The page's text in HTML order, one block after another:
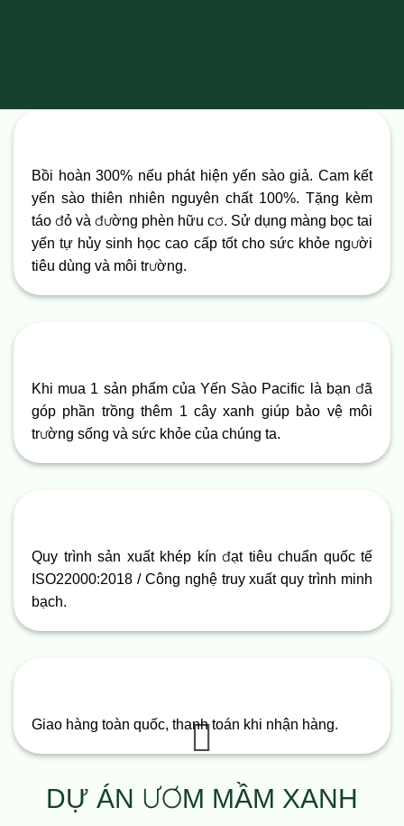
Bồi hoàn 300% nếu phát hiện yến sào giả. Cam kết
yến sào thiên nhiên nguyên chất 100%. Tặng kèm
táo đỏ và đường phèn hữu cơ. Sử dụng màng bọc tai
yến tự hủy sinh học cao cấp tốt cho sức khỏe người
tiêu dùng và môi trường.
Khi mua 1 sản phẩm của Yến Sào Pacific là bạn đã
góp phần trồng thêm 1 cây xanh giúp bảo vệ môi
trường sống và sức khỏe của chúng ta.
Quy trình sản xuất khép kín đạt tiêu chuẩn quốc tế
ISO22000:2018 / Công nghệ truy xuất quy trình minh
bạch.
Giao hàng toàn quốc, thanh toán khi nhận hàng.
DỰ ÁN ƯƠM MẦM XANH